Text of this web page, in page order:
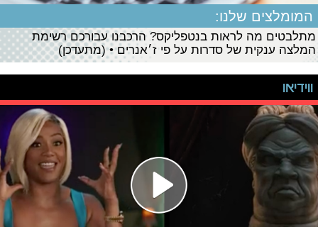
המומלצים שלנו:
מתלבטים מה לראות בנטפליקס? הרכבנו עבורכם רשימת
המלצה ענקית של סדרות על פי ז׳אנרים • (מתעדכן)
ווידיאו